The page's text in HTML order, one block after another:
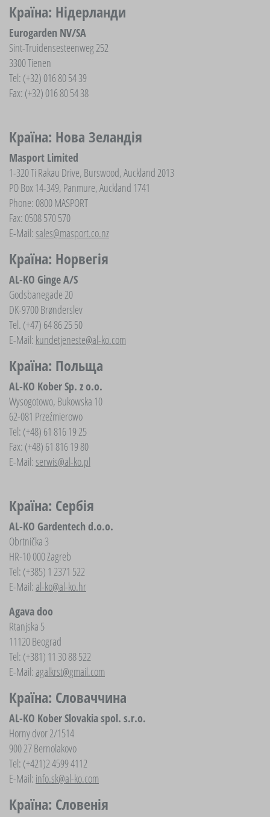
Країна: Нідерланди
Eurogarden NV/SA
Sint-Truidensesteenweg 252
3300 Tienen
Tel: (+32) 016 80 54 39
Fax: (+32) 016 80 54 38
Країна: Нова Зеландія
Masport Limited
1-320 Ti Rakau Drive, Burswood, Auckland 2013
PO Box 14-349, Panmure, Auckland 1741
Phone: 0800 MASPORT
Fax: 0508 570 570
E-Mail:sales@masport.co.nz
Країна: Норвегія
AL-KO Ginge A/S
Godsbanegade 20
DK-9700 Brønderslev
Tel. (+47) 64 86 25 50
E-Mail: kundetjeneste@al-ko.com
Країна: Польща
AL-KO Kober Sp. z o.o.
Wysogotowo, Bukowska 10
62-081 Przeźmierowo
Tel: (+48) 61 816 19 25
Fax: (+48) 61 816 19 80
E-Mail:serwis@al-ko.pl
Країна: Сербія
AL-KO Gardentech d.o.o.
Obrtnička 3
HR-10 000 Zagreb
Tel: (+385) 1 2371 522
E-Mail:al-ko@al-ko.hr
Agava doo
Rtanjska 5
11120 Beograd
Tel: (+381) 11 30 88 522
E-Mail:agalkrst@gmail.com
Країна: Словаччина
AL-KO Kober Slovakia spol. s.r.o.
Horny dvor 2/1514
900 27 Bernolakovo
Tel: (+421)2 4599 4112
E-Mail: info.sk@al-ko.com
Країна: Словенія